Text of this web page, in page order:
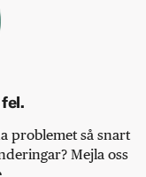
problemet så snart
Mejla oss